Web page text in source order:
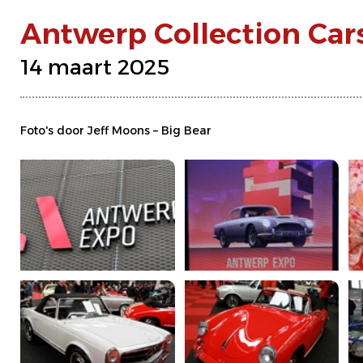
Antwerp Collection
14 maart 2025
Foto's door Jeff Moons – Big Bear